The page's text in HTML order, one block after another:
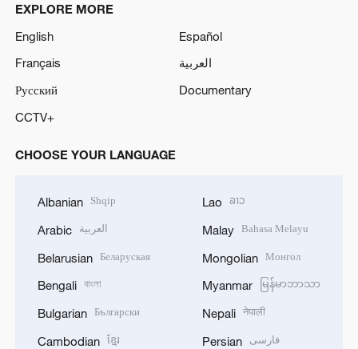
EXPLORE MORE
English
Español
Français
العربية
Русский
Documentary
CCTV+
CHOOSE YOUR LANGUAGE
Albanian Shqip
Arabic العربية
Belarusian Беларуская
Bengali বাংলা
Bulgarian Български
Cambodian ខ្មែរ
Lao ລາວ
Malay Bahasa Melayu
Mongolian Монгол
Myanmar မြန်မာဘာသာ
Nepali नेपाली
Persian فارسی